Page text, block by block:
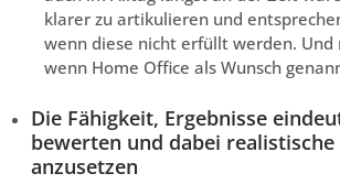
klarer zu artikulieren und
wenn diese nicht erfüllt werden. Und
wenn Home Office als Wunsch
Die Fähigkeit, Ergebnisse
bewerten und dabei
anzusetzen